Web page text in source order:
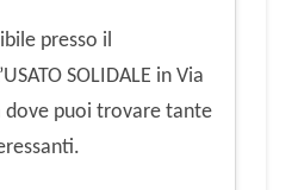
presso il
SOLIDALE in Via
dove puoi trovare tante